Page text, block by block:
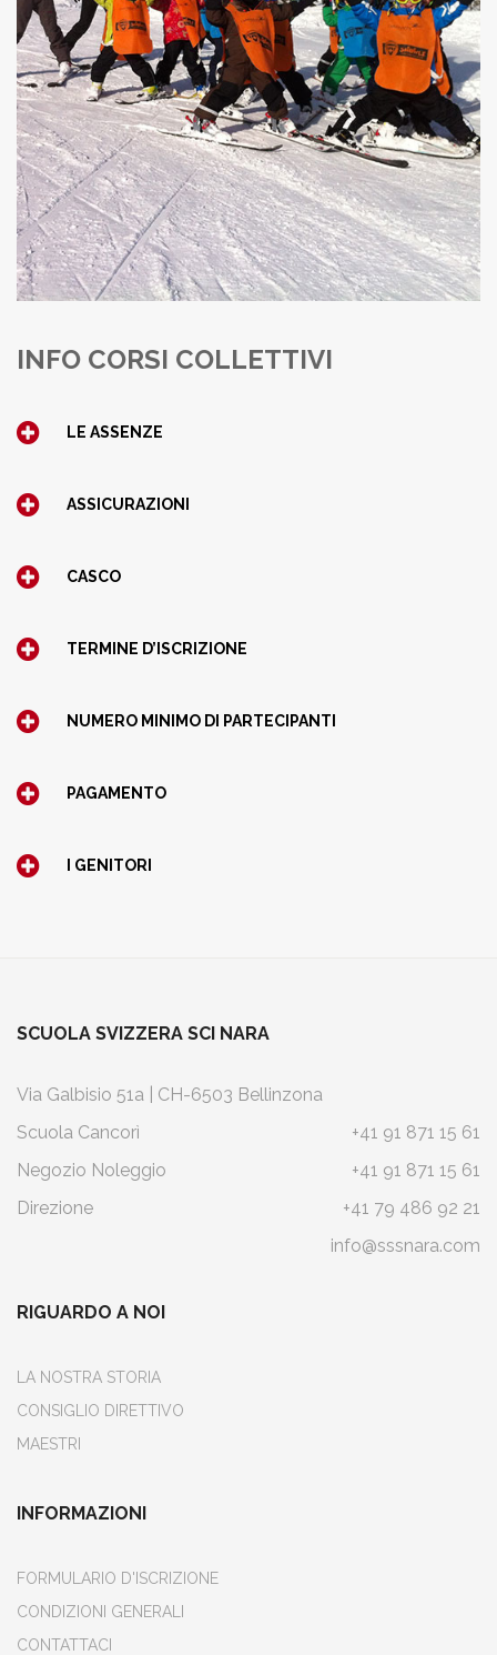
INFO CORSI COLLETTIVI
LE ASSENZE
ASSICURAZIONI
CASCO
TERMINE D’ISCRIZIONE
NUMERO MINIMO DI PARTECIPANTI
PAGAMENTO
I GENITORI
SCUOLA SVIZZERA SCI NARA
Via Galbisio 51a | CH-6503 Bellinzona
Scuola Cancorì
+41 91 871 15 61
Negozio Noleggio
+41 91 871 15 61
Direzione
+41 79 486 92 21
info@sssnara.com
RIGUARDO A NOI
LA NOSTRA STORIA
CONSIGLIO DIRETTIVO
MAESTRI
INFORMAZIONI
FORMULARIO D'ISCRIZIONE
CONDIZIONI GENERALI
CONTATTACI